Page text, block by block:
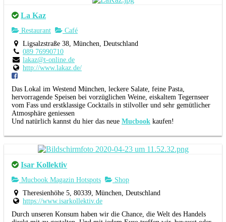
La Kaz
Restaurant
Café
Ligsalzstraße 38, München, Deutschland
089 76990710
lakaz@t-online.de
http://www.lakaz.de/
Das Lokal im Westend München, leckere Salate, feine Pasta,
hervorragende Speisen bei vorzüglichen Weine, eiskaltem Tegernseer
vom Fass und erstklassige Cocktails in stilvoller und sehr gemütlicher
Atmosphäre geniessen
Und natürlich kannst du hier das neue Mucbook kaufen!
Isar Kollektiv
Mucbook Magazin Hotspots
Shop
Theresienhöhe 5, 80339, München, Deutschland
https://www.isarkollektiv.de
Durch unseren Konsum haben wir die Chance, die Welt des Handels